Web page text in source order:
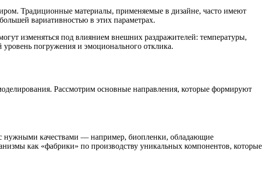
Традиционные материалы, применяемые в дизайне, часто имеют
вариативностью в этих параметрах.
изменяться под влиянием внешних раздражителей: температуры,
погружения и эмоционального отклика.
Рассмотрим основные направления, которые формируют
нужными качествами — например, биопленки, обладающие
как «фабрики» по производству уникальных компонентов, которые